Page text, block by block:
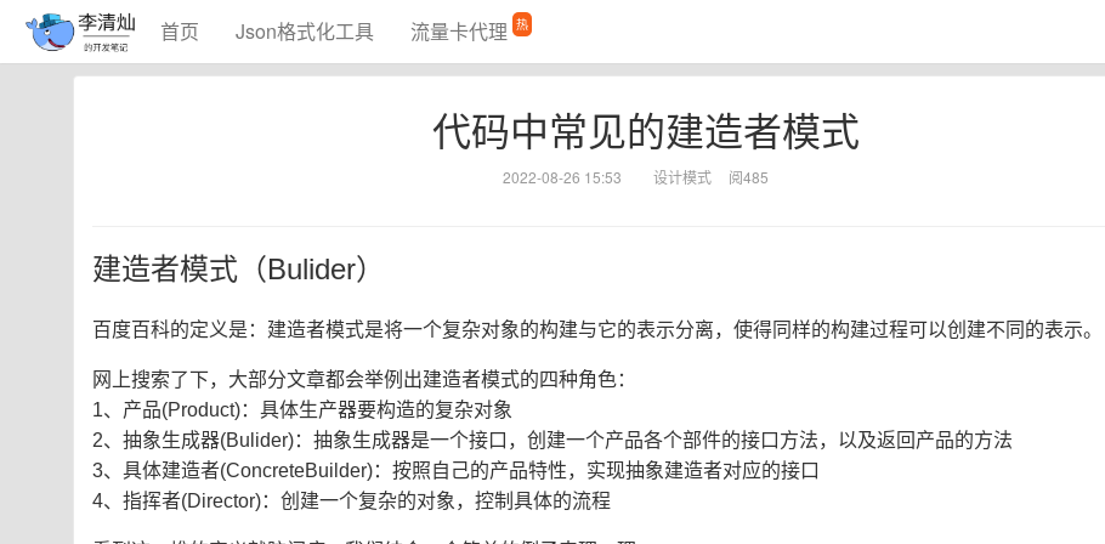
首页 Json格式化工具 流量卡代理 热
代码中常见的建造者模式
2022-08-26 15:53 设计模式 阅485
建造者模式（Bulider）
百度百科的定义是：建造者模式是将一个复杂对象的构建与它的表示分离，使得同样的构建过程可以创建不同的表示。
网上搜索了下，大部分文章都会举例出建造者模式的四种角色：
1、产品(Product)：具体生产器要构造的复杂对象
2、抽象生成器(Bulider)：抽象生成器是一个接口，创建一个产品各个部件的接口方法，以及返回产品的方法
3、具体建造者(ConcreteBuilder)：按照自己的产品特性，实现抽象建造者对应的接口
4、指挥者(Director)：创建一个复杂的对象，控制具体的流程